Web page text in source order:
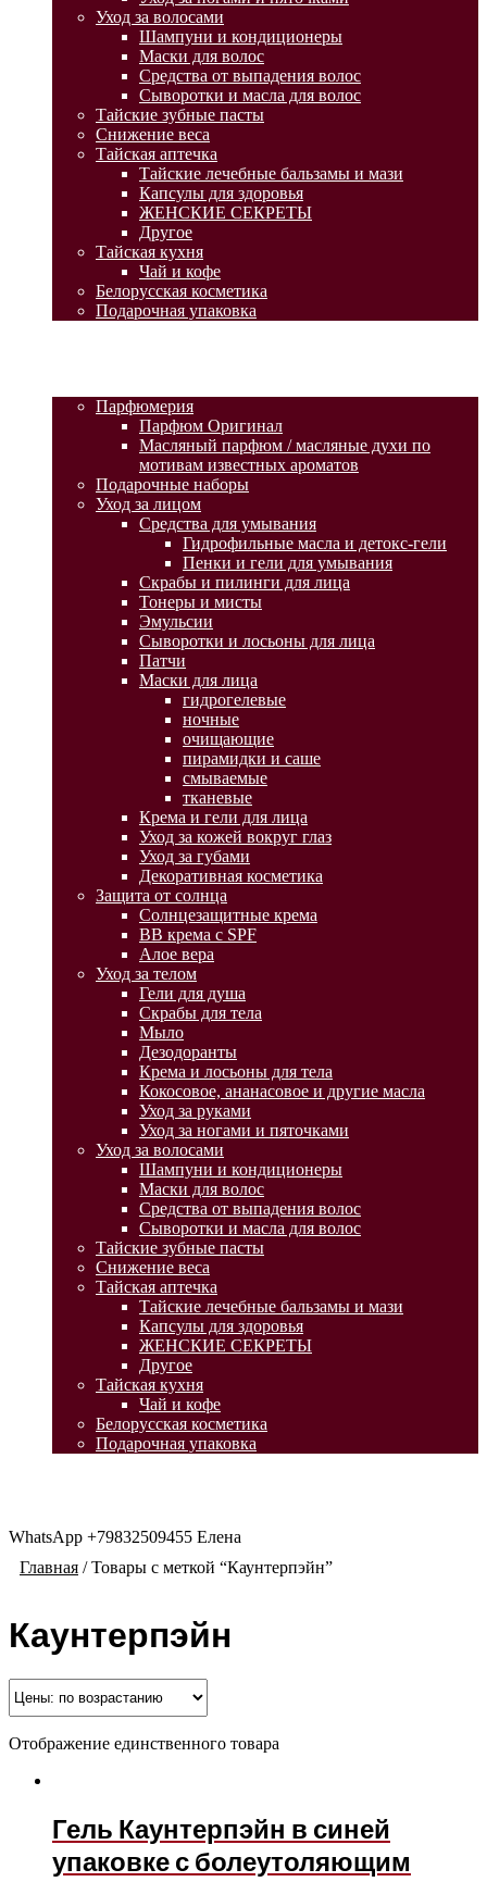
Уход за волосами
Шампуни и кондиционеры
Маски для волос
Средства от выпадения волос
Сыворотки и масла для волос
Тайские зубные пасты
Снижение веса
Тайская аптечка
Тайские лечебные бальзамы и мази
Капсулы для здоровья
ЖЕНСКИЕ СЕКРЕТЫ
Другое
Тайская кухня
Чай и кофе
Белорусская косметика
Подарочная упаковка
Парфюмерия
Парфюм Оригинал
Масляный парфюм / масляные духи по
мотивам известных ароматов
Подарочные наборы
Уход за лицом
Средства для умывания
Гидрофильные масла и детокс-гели
Пенки и гели для умывания
Скрабы и пилинги для лица
Тонеры и мисты
Эмульсии
Сыворотки и лосьоны для лица
Патчи
Маски для лица
гидрогелевые
ночные
очищающие
пирамидки и саше
смываемые
тканевые
Крема и гели для лица
Уход за кожей вокруг глаз
Уход за губами
Декоративная косметика
Защита от солнца
Солнцезащитные крема
BB крема с SPF
Алое вера
Уход за телом
Гели для душа
Скрабы для тела
Мыло
Дезодоранты
Крема и лосьоны для тела
Кокосовое, ананасовое и другие масла
Уход за руками
Уход за ногами и пяточками
Уход за волосами
Шампуни и кондиционеры
Маски для волос
Средства от выпадения волос
Сыворотки и масла для волос
Тайские зубные пасты
Снижение веса
Тайская аптечка
Тайские лечебные бальзамы и мази
Капсулы для здоровья
ЖЕНСКИЕ СЕКРЕТЫ
Другое
Тайская кухня
Чай и кофе
Белорусская косметика
Подарочная упаковка
WhatsApp +79832509455 Елена
Главная /Товары с меткой “Каунтерпэйн”
Каунтерпэйн
Отображение единственного товара
Гель Каунтерпэйн в синей
упаковке с болеутоляющим